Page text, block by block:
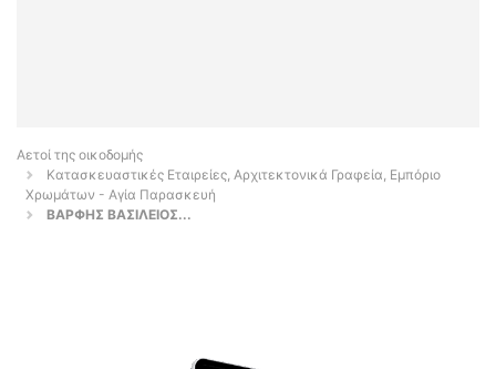
Αετοί της οικοδομής
Κατασκευαστικές Εταιρείες, Αρχιτεκτονικά Γραφεία, Εμπόριο
Χρωμάτων - Αγία Παρασκευή
ΒΑΡΦΗΣ ΒΑΣΙΛΕΙΟΣ...